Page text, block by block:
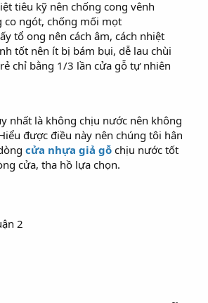
tiêu kỹ nên chống cong vênh
co ngót, chống mối mọt
tổ ong nên cách âm, cách nhiệt
tốt nên ít bị bám bụi, dễ lau chùi
chỉ bằng 1/3 lần cửa gỗ tự nhiên
nhất là không chịu nước nên không
được điều này nên chúng tôi hân
cửa nhựa giả gỗ chịu nước tốt
cửa, tha hồ lựa chọn.